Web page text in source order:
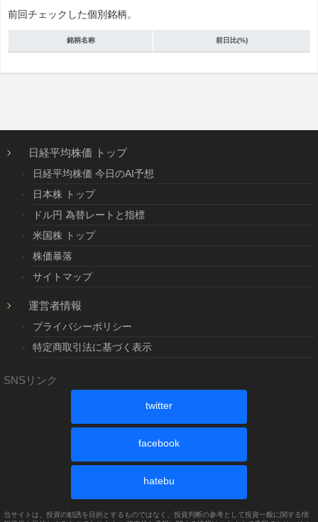
前回チェックした個別銘柄。
銘柄名称 前日比(%)
日経平均株価 トップ
日経平均株価 今日のAI予想
日本株 トップ
ドル円 為替レートと指標
米国株 トップ
株価暴落
サイトマップ
運営者情報
プライバシーポリシー
特定商取引法に基づく表示
SNSリンク
twitter
facebook
hatebu
当サイトは、投資の勧誘を目的とするものではなく、投資判断の参考として投資一般に関する情